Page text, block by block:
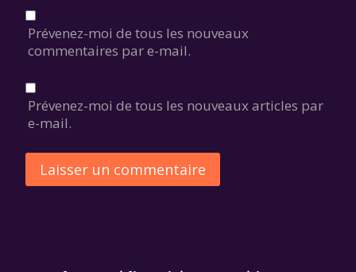
Prévenez-moi de tous les nouveaux
commentaires par e-mail.
Prévenez-moi de tous les nouveaux articles par
e-mail.